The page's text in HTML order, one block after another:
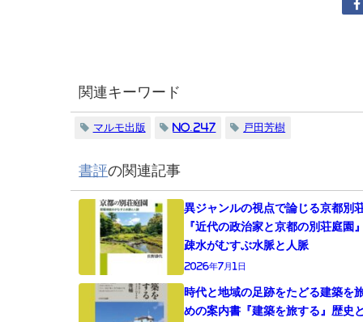
関連キーワード
マルモ出版 No.247 戸田芳樹
書評の関連記事
異ジャンルの視点で論じる京都別
『近代の政治家と京都の別荘庭園
疎水がむすぶ水脈と人脈
2026年7月1日
時代と地域の足跡をたどる建築を
めの案内書『建築を旅する』歴史